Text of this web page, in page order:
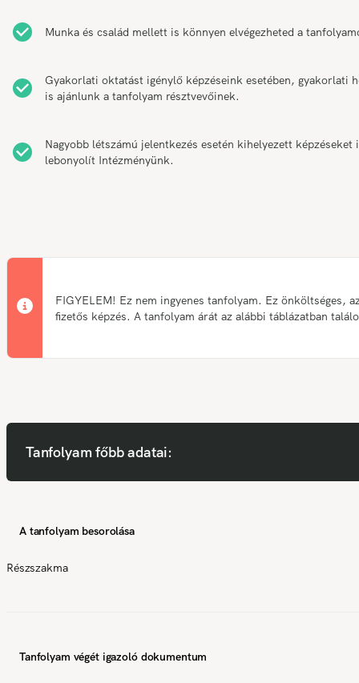
Munka és család mellett is könnyen elvégezheted a
Gyakorlati oktatást igénylő képzéseink esetében, gyakorlati
is ajánlunk a tanfolyam résztvevőinek.
Nagyobb létszámú jelentkezés esetén kihelyezett képzéseket
lebonyolít Intézményünk.
FIGYELEM! Ez nem ingyenes tanfolyam. Ez önköltséges,
fizetős képzés. A tanfolyam árát az alábbi táblázatban
Tanfolyam főbb adatai:
A tanfolyam besorolása
Részszakma
Tanfolyam végét igazoló dokumentum